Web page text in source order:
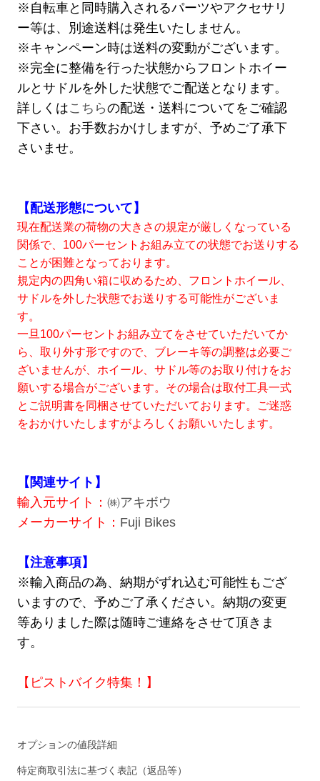
※自転車と同時購入されるパーツやアクセサリ
ー等は、別途送料は発生いたしません。
※キャンペーン時は送料の変動がございます。
※完全に整備を行った状態からフロントホイー
ルとサドルを外した状態でご配送となります。
詳しくはこちらの配送・送料についてをご確認
下さい。お手数おかけしますが、予めご了承下
さいませ。
【配送形態について】
現在配送業の荷物の大きさの規定が厳しくなっている
関係で、100パーセントお組み立ての状態でお送りする
ことが困難となっております。
規定内の四角い箱に収めるため、フロントホイール、
サドルを外した状態でお送りする可能性がございま
す。
一旦100パーセントお組み立てをさせていただいてか
ら、取り外す形ですので、ブレーキ等の調整は必要ご
ざいませんが、ホイール、サドル等のお取り付けをお
願いする場合がございます。その場合は取付工具一式
とご説明書を同梱させていただいております。ご迷惑
をおかけいたしますがよろしくお願いいたします。
【関連サイト】
輸入元サイト：㈱アキボウ
メーカーサイト： Fuji Bikes
【注意事項】
※輸入商品の為、納期がずれ込む可能性もござ
いますので、予めご了承ください。納期の変更
等ありました際は随時ご連絡をさせて頂きま
す。
【ピストバイク特集！】
オプションの値段詳細
特定商取引法に基づく表記（返品等）